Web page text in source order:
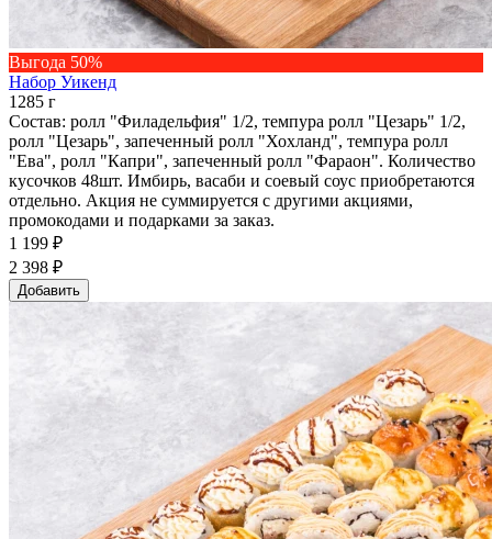
Выгода 50%
Набор Уикенд
1285 г
Состав: ролл "Филадельфия" 1/2, темпура ролл "Цезарь" 1/2,
ролл "Цезарь", запеченный ролл "Хохланд", темпура ролл
"Ева", ролл "Капри", запеченный ролл "Фараон". Количество
кусочков 48шт. Имбирь, васаби и соевый соус приобретаются
отдельно. Акция не суммируется с другими акциями,
промокодами и подарками за заказ.
1 199 ₽
2 398 ₽
Добавить